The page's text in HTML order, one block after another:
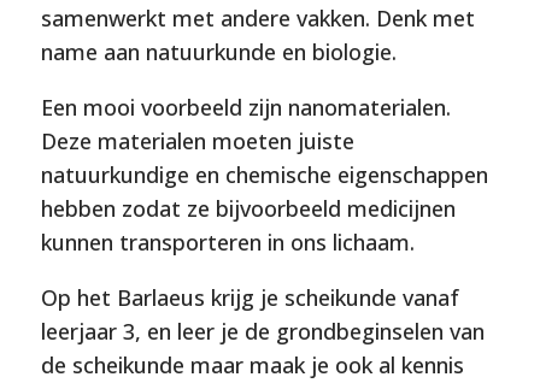
samenwerkt met andere vakken. Denk met
name aan natuurkunde en biologie.
Een mooi voorbeeld zijn nanomaterialen.
Deze materialen moeten juiste
natuurkundige en chemische eigenschappen
hebben zodat ze bijvoorbeeld medicijnen
kunnen transporteren in ons lichaam.
Op het Barlaeus krijg je scheikunde vanaf
leerjaar 3, en leer je de grondbeginselen van
de scheikunde maar maak je ook al kennis